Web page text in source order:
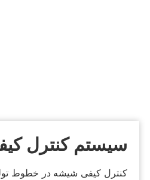
سیستم کنترل
کنترل کیفی شیشه در خطوط